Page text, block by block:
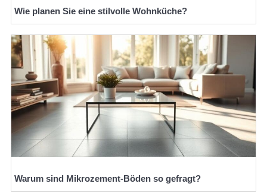
Wie planen Sie eine stilvolle Wohnküche?
Warum sind Mikrozement-Böden so gefragt?